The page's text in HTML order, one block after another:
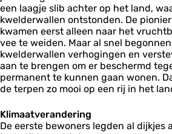
een laagje slib achter op het land,
kwelderwallen ontstonden. De
kwamen eerst alleen naar het
vee te weiden. Maar al snel
kwelderwallen verhogingen en
aan te brengen om er beschermd
permanent te kunnen gaan wonen.
de terpen zo mooi op een rij in het
Klimaatverandering
De eerste bewoners legden al dijkjes